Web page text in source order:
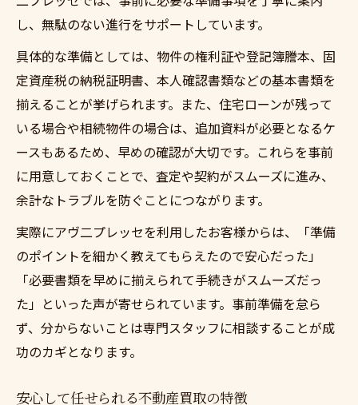
し、無駄のない進行をサポートしています。
具体的な準備としては、物件の権利証や登記簿謄本、固
定資産税の納税証明書、本人確認書類などの基本書類を
揃えることが挙げられます。また、住宅ローンが残って
いる場合や相続物件の場合は、追加資料が必要となるケ
ースもあるため、早めの確認が大切です。これらを事前
に用意しておくことで、査定や契約がスムーズに進み、
余計なトラブルを防ぐことにつながります。
実際にアヴ二プレッセを利用したお客様からは、「準備
のポイントを細かく教えてもらえたので安心だった」
「必要書類を早めに揃えられて手続きがスムーズだっ
た」といった声が寄せられています。事前準備を怠ら
ず、分からないことは専門スタッフに相談することが成
功のカギとなります。
安心して任せられる不動産買取の特徴